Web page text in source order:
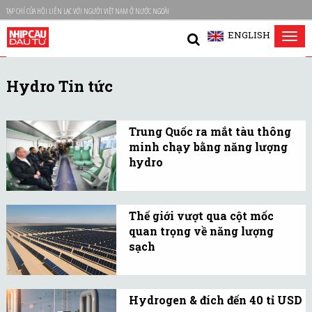
TẠP CHÍ CỦA HỘI LIÊN LẠC VỚI NGƯỜI VIỆT NAM Ở NƯỚC NGOÀI
ENGLISH
Hydro Tin tức
Trung Quốc ra mắt tàu thông
minh chạy bằng năng lượng
hydro
thông minh sử dụng
năng lượng hydro đầu
tiên của nước này.
Thế giới vượt qua cột mốc
quan trọng về năng lượng
sạch
giới đã tạo ra gần 40%
Hydrogen & đích đến 40 tỉ USD